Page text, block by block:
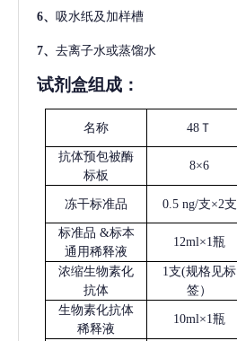
6、 吸水纸及加样槽
7、 去离子水或蒸馏水
试剂盒组成：
名称 48Ｔ
抗体预包被酶
标板
8×6
冻干标准品 0.5 ng/支×2支
标准品 &标本
通用稀释液
12ml×1瓶
浓缩生物素化
抗体
1支(规格见标
签）
生物素化抗体
稀释液
10ml×1瓶